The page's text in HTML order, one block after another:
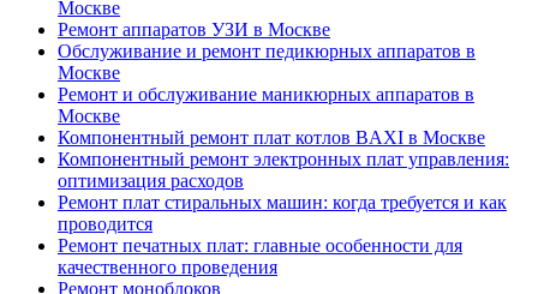
Москве
Ремонт аппаратов УЗИ в Москве
Обслуживание и ремонт педикюрных аппаратов в
Москве
Ремонт и обслуживание маникюрных аппаратов в
Москве
Компонентный ремонт плат котлов BAXI в Москве
Компонентный ремонт электронных плат управления:
оптимизация расходов
Ремонт плат стиральных машин: когда требуется и как
проводится
Ремонт печатных плат: главные особенности для
качественного проведения
Ремонт моноблоков